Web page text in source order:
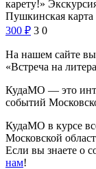
карету!»
Пушкинская карта
300 ₽ 3 0
На нашем сайте
«Встреча на
КудаМО — это
событий
КудаМО в курсе
Московской
Если вы знаете о
нам!